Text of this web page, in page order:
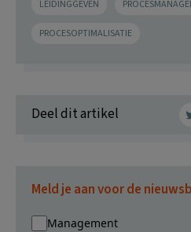
LEIDINGGEVEN
PROCESOPTIMALISATIE
Deel dit artikel
Meld je aan voor de
Management